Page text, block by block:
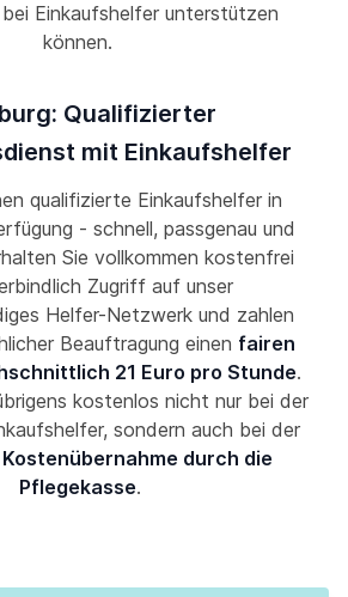
Einkaufshelfer unterstützen
können.
Qualifizierter
mit Einkaufshelfer
qualifizierte Einkaufshelfer in
- schnell, passgenau und
Sie vollkommen kostenfrei
Zugriff auf unser
Helfer-Netzwerk und zahlen
Beauftragung einen fairen
21 Euro pro Stunde.
kostenlos nicht nur bei der
sondern auch bei der
durch die
Pflegekasse.